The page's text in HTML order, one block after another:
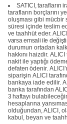
SATICI,tarafların
tarafların borçlarını
oluşması gibi mücbir
süresi içinde teslim
ve taahhüt eder. ALICI
varsa emsali ile
durumun ortadan
hakkını haizdir. ALICI
nakit ile yaptığı
defaten ödenir.
siparişin ALICI
bankaya iade edilir.
banka tarafından
3 haftayı
hesaplarına
olduğundan,ALICI,
kabul, beyan ve